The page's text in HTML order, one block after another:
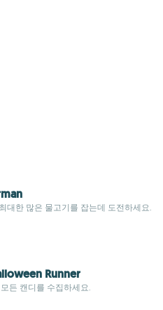
대한 많은 물고기를 잡는데 도전하세요.
Runner
든 캔디를 수집하세요.